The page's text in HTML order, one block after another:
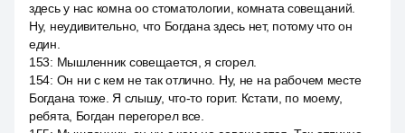
здесь у нас комна оо стоматологии, комната совещаний.
Ну, неудивительно, что Богдана здесь нет, потому что он
един.
153: Мышленник совещается, я сгорел.
154: Он ни с кем не так отлично. Ну, не на рабочем месте
Богдана тоже. Я слышу, что-то горит. Кстати, по моему,
ребята, Богдан перегорел все.